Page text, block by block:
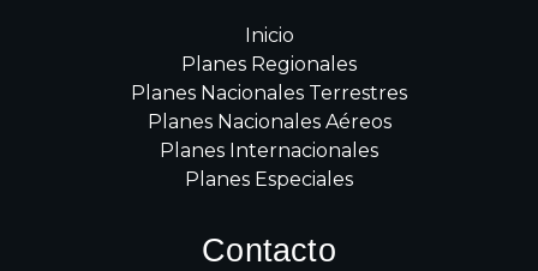
Inicio
Planes Regionales
Planes Nacionales Terrestres
Planes Nacionales Aéreos
Planes Internacionales
Planes Especiales
Contacto